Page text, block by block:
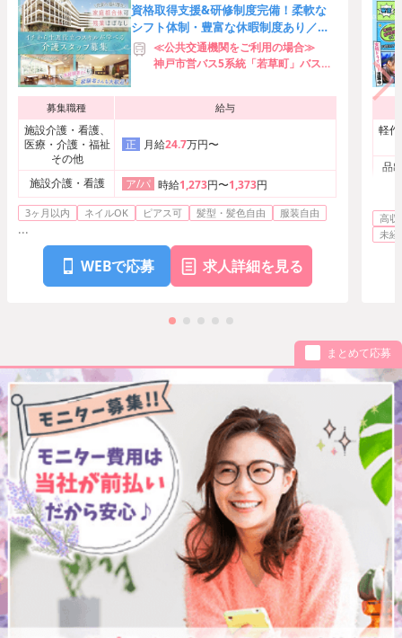
資格取得支援&研修制度完備！柔軟な
シフト体制・豊富な休暇制度あり／規
定範囲内であればオシャレもOK◎
≪公共交通機関をご利用の場合≫
神戸市営バス5系統「若草町」バス停
≪お車をご利用の場合≫
阪神高速31号神戸山手線「白川南」
募集職種 給与
施設介護・看護、
医療・介護・福祉
その他
正 月給24.7万円〜
施設介護・看護 ア/パ 時給1,273円〜1,373円
3ヶ月以内 ネイルOK ピアス可 髪型・髪色自由 服装自由
...
WEBで応募 求人詳細を見る
軽
品
高
未
まとめて応募